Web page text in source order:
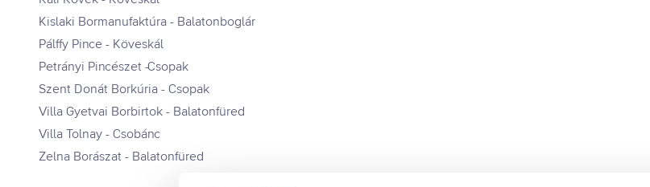
Kislaki Bormanufaktúra - Balatonboglár
Pálffy Pince - Köveskál
Petrányi Pincészet -Csopak
Szent Donát Borkúria - Csopak
Villa Gyetvai Borbirtok - Balatonfüred
Villa Tolnay - Csobánc
Zelna Borászat - Balatonfüred